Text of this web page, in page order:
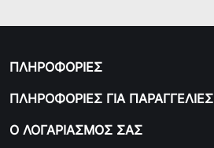
ΠΛΗΡΟΦΟΡΙΕΣ
ΠΛΗΡΟΦΟΡΙΕΣ ΓΙΑ ΠΑΡΑΓΓΕΛΙΕΣ
Ο ΛΟΓΑΡΙΑΣΜΟΣ ΣΑΣ